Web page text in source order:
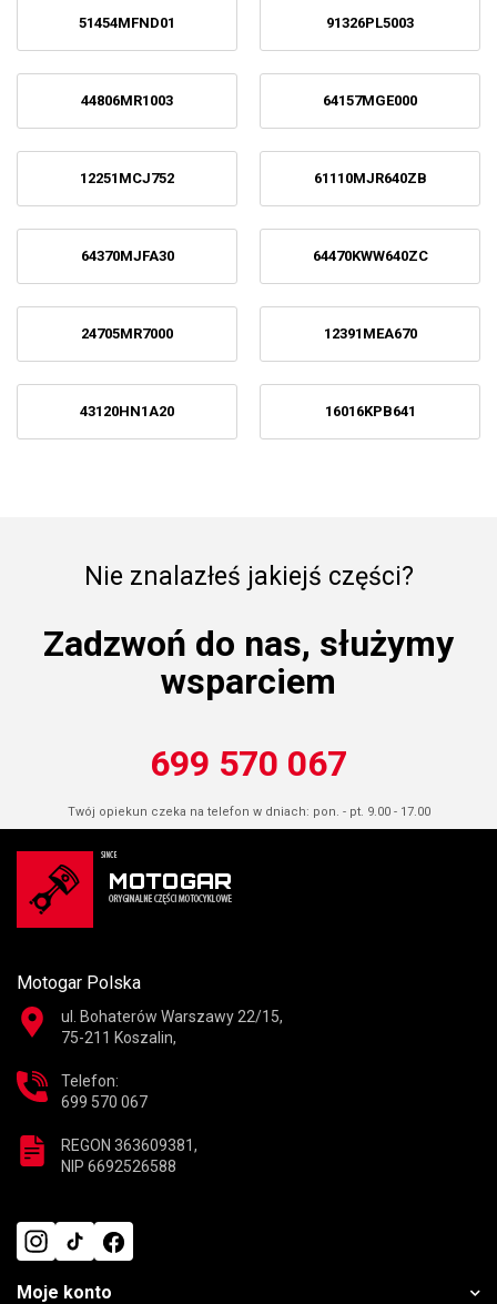
51454MFND01 91326PL5003
44806MR1003 64157MGE000
12251MCJ752 61110MJR640ZB
64370MJFA30 64470KWW640ZC
24705MR7000 12391MEA670
43120HN1A20 16016KPB641
Nie znalazłeś jakiejś części?
Zadzwoń do nas, służymy
wsparciem
699 570 067
Twój opiekun czeka na telefon w dniach: pon. - pt. 9.00 - 17.00
Motogar Polska
ul. Bohaterów Warszawy 22/15,
75-211 Koszalin,
Telefon:
699 570 067
REGON 363609381,
NIP 6692526588
Moje konto